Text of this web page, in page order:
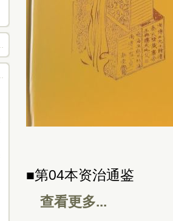
■第04本资治通鉴
查看更多...